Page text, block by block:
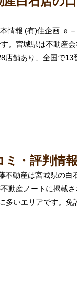
情報 (有)住企画 ｅ
。宮城県は不動産
店舗あり、全国で13
ミ・評判情報
不動産は宮城県の白
動産ノートに掲載
多いエリアです。免